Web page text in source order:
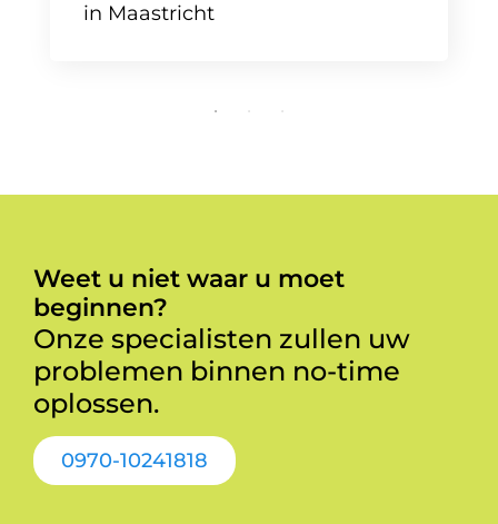
in Maastricht
Weet u niet waar u moet
beginnen?
Onze specialisten zullen uw
problemen binnen no-time
oplossen.
0970-10241818